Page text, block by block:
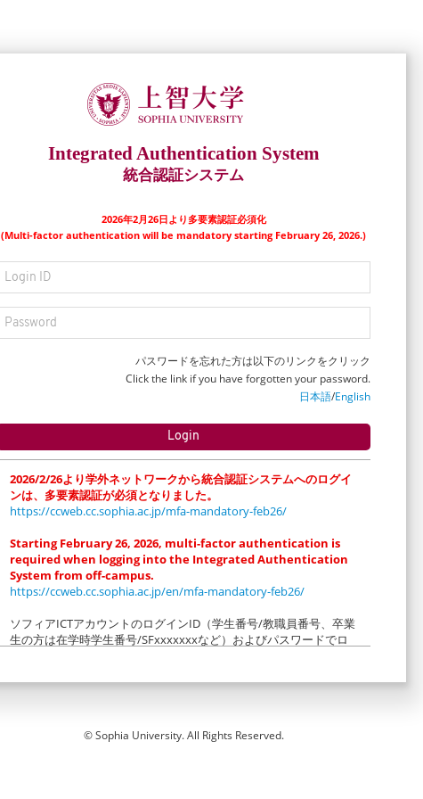
Integrated Authentication System
統合認証システム
2026年2月26日より多要素認証必須化
(Multi-factor authentication will be mandatory starting February 26, 2026.)
パスワードを忘れた方は以下のリンクをクリック
Click the link if you have forgotten your password.
日本語/English
2026/2/26より学外ネットワークから統合認証システムへのログイ
ンは、多要素認証が必須となりました。
https://ccweb.cc.sophia.ac.jp/mfa-mandatory-feb26/
Starting February 26, 2026, multi-factor authentication is
required when logging into the Integrated Authentication
System from off-campus.
https://ccweb.cc.sophia.ac.jp/en/mfa-mandatory-feb26/
ソフィアICTアカウントのログインID（学生番号/教職員番号、卒業
生の方は在学時学生番号/SFxxxxxxxなど）およびパスワードでロ
ますか？」のメッセージが表示された場合は「続行」をクリックし
Please login with login ID (Student ID/Faculty ID) and password of
© Sophia University. All Rights Reserved.